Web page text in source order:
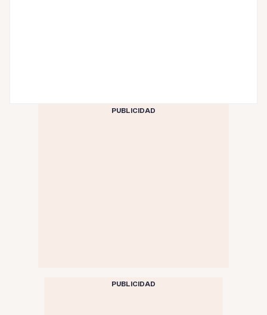
PUBLICIDAD
PUBLICIDAD